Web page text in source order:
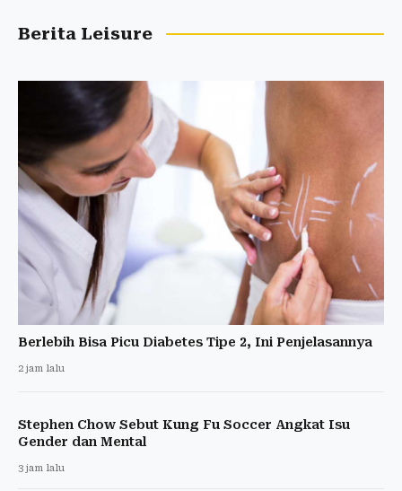
Berita Leisure
Berlebih Bisa Picu Diabetes Tipe 2, Ini Penjelasannya
2 jam lalu
Stephen Chow Sebut Kung Fu Soccer Angkat Isu
Gender dan Mental
3 jam lalu